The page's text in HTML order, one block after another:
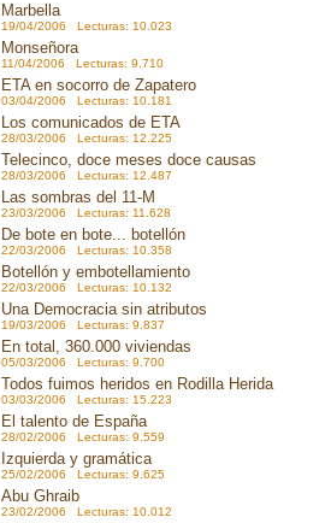
Marbella
19/04/2006 Lecturas: 10.023
Monseñora
11/04/2006 Lecturas: 9.710
ETA en socorro de Zapatero
03/04/2006 Lecturas: 10.181
Los comunicados de ETA
28/03/2006 Lecturas: 12.225
Telecinco, doce meses doce causas
28/03/2006 Lecturas: 12.487
Las sombras del 11-M
23/03/2006 Lecturas: 11.628
De bote en bote... botellón
22/03/2006 Lecturas: 10.358
Botellón y embotellamiento
22/03/2006 Lecturas: 10.132
Una Democracia sin atributos
19/03/2006 Lecturas: 9.837
En total, 360.000 viviendas
05/03/2006 Lecturas: 9.700
Todos fuimos heridos en Rodilla Herida
03/03/2006 Lecturas: 15.223
El talento de España
28/02/2006 Lecturas: 9.559
Izquierda y gramática
25/02/2006 Lecturas: 9.625
Abu Ghraib
23/02/2006 Lecturas: 10.012